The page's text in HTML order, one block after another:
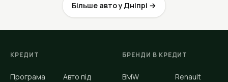
Більше авто у Дніпрі →
КРЕДИТ
Програма
Авто під
БРЕНДИ В КРЕДИТ
BMW Renault